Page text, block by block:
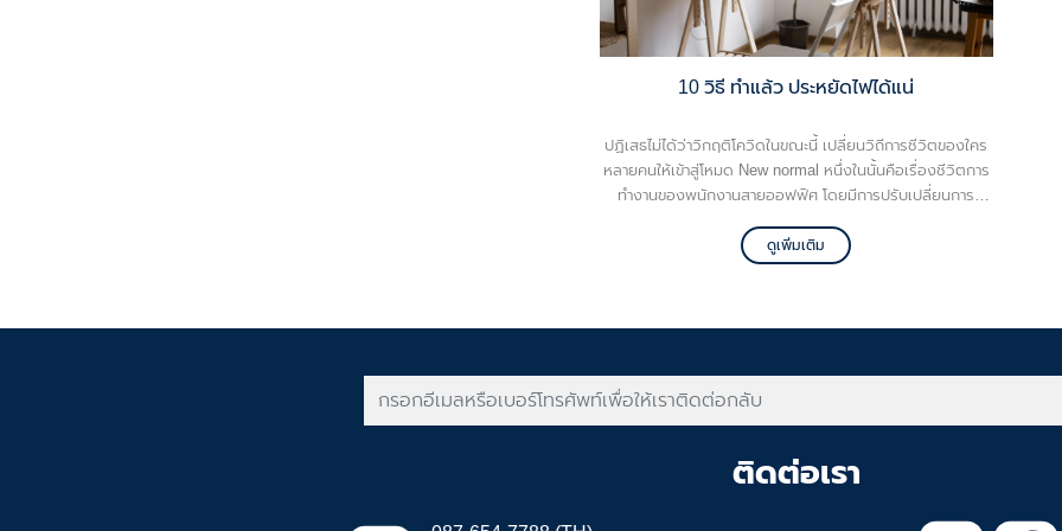
10 วิธี ทำแล้ว ประหยัดไฟได้แน่
ปฏิเสธไม่ได้ว่าวิกฤติโควิดในขณะนี้ เปลี่ยนวิถีการชีวิตของใคร
หลายคนให้เข้าสู่โหมด New normal หนึ่งในนั้นคือเรื่องชีวิตการ
ทำงานของพนักงานสายออฟฟิศ โดยมีการปรับเปลี่ยนการ
เมื่อต้องทำงานที่บ้าน ค่าใช้จ่ายทั้งค่าน้ำและค่าไฟก็ขึ้นไปตามๆ
กัน
ดูเพิ่มเติม
ติดต่อเรา